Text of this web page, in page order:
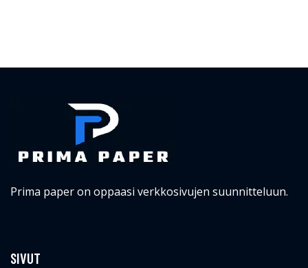
Prima paper on oppaasi verkkosivujen suunnitteluun.
SIVUT